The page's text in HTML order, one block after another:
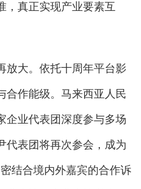
，真正实现产业要素互
大。依托十周年平台影
合作能级。马来西亚人民
企业代表团深度参与多场
代表团将再次参会，成为
结合境内外嘉宾的合作诉